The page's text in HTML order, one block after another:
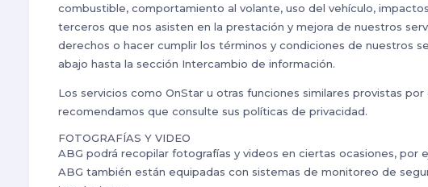
combustible, comportamiento al volante, uso del vehículo,
terceros que nos asisten en la prestación y mejora de nuestros
derechos o hacer cumplir los términos y condiciones de nuestros
abajo hasta la sección Intercambio de información.
Los servicios como OnStar u otras funciones similares provistas
recomendamos que consulte sus políticas de privacidad.
FOTOGRAFÍAS Y VIDEO
ABG podrá recopilar fotografías y videos en ciertas ocasiones, por
ABG también están equipadas con sistemas de monitoreo de